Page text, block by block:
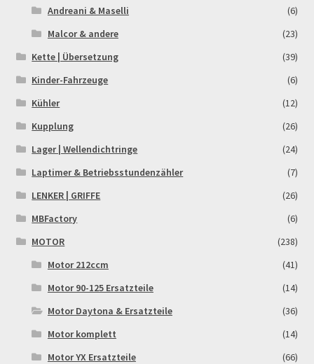
Andreani & Maselli
(6)
Malcor & andere
(23)
Kette | Übersetzung
(39)
Kinder-Fahrzeuge
(6)
Kühler
(12)
Kupplung
(26)
Lager | Wellendichtringe
(24)
Laptimer & Betriebsstundenzähler
(7)
LENKER | GRIFFE
(26)
MBFactory
(6)
MOTOR
(238)
Motor 212ccm
(41)
Motor 90-125 Ersatzteile
(14)
Motor Daytona & Ersatzteile
(36)
Motor komplett
(14)
Motor YX Ersatzteile
(66)